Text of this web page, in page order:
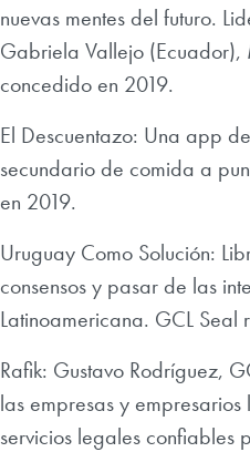
nuevas mentes del futuro.
Gabriela Vallejo (Ecuador),
concedido en 2019.
El Descuentazo: Una app
secundario de comida a
en 2019.
Uruguay Como Solución:
consensos y pasar de las
Latinoamericana. GCL Seal
Rafik: Gustavo Rodríguez,
las empresas y
servicios legales confiables